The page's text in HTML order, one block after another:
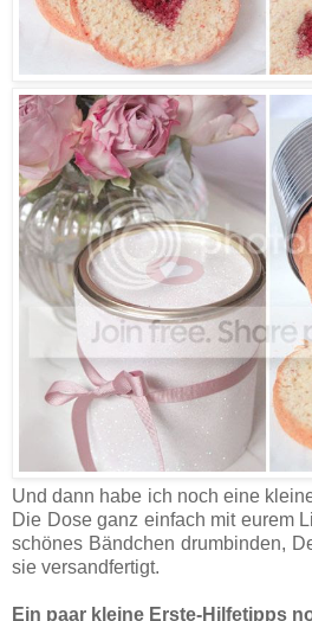
Und dann habe ich noch eine
Die Dose ganz einfach mit eurem
schönes Bändchen drumbinden,
sie versandfertigt.
Ein paar kleine Erste-Hilfetipps